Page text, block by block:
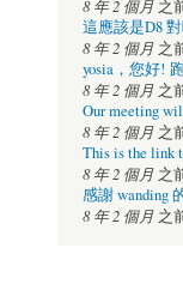
8 年 2 個月之
這應該是D8 對
8 年 2 個月之
yosia，您好!
8 年 2 個月之
Our meeting
8 年 2 個月之
This is the link
8 年 2 個月之
感謝 wanding
8 年 2 個月之